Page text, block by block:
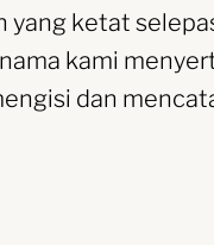
yang ketat
kami
dan